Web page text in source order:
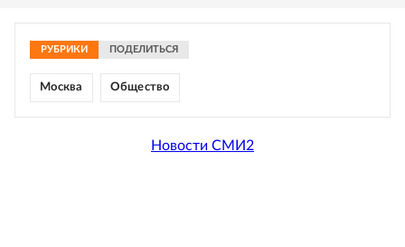
РУБРИКИ ПОДЕЛИТЬСЯ
Москва Общество
Новости СМИ2